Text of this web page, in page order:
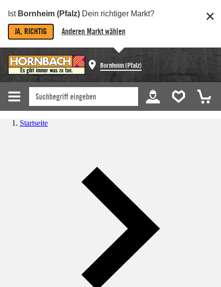
Ist Bornheim (Pfalz) Dein richtiger Markt?
JA, RICHTIG Anderen Markt wählen
Bornheim (Pfalz)
Startseite